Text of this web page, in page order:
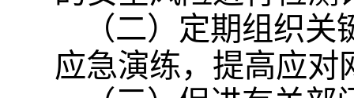
（二）定期组织
应急演练，提高应